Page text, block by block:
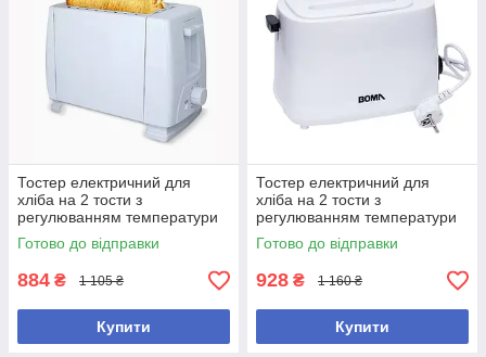
Тостер електричний для
хліба на 2 тости з
регулюванням температури
6 режимів "Білий" 700 Вт.
Готово до відправки
884 ₴ 1 105 ₴
Купити
Тостер електричний для
хліба на 2 тости з
регулюванням температури
6 режимів "Білий" 650 Вт.
Готово до відправки
928 ₴ 1 160 ₴
Купити